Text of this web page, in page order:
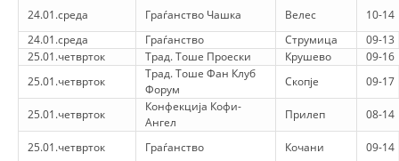
КРВОДАРИТЕЛСТВО
ИНФОРМАЦИИ ЗА БОЛЕСТИ
МЕНАЏМЕНТ НА ВОЛОНТЕРИ
ЗА НАС
24.01.среда
Граѓанство Чашка Велес
10-14
24.01.среда
Граѓанство Струмица
09-13
25.01.четврток
Трад. Тоше Проески Крушево
09-16
25.01.четврток
Трад. Тоше Фан Клуб
Форум
Скопје 09-17
25.01.четврток
Конфекција Кофи-
Ангел
Прилеп 08-14
25.01.четврток Граѓанство Кочани
09-14